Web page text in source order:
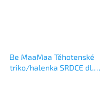
Be MaaMaa Těhotenské
triko/halenka SRDCE dl.